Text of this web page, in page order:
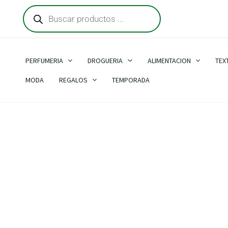
contenido
Búsqueda
de
productos
PERFUMERIA DROGUERIA ALIMENTACION
MODA REGALOS TEMPORADA